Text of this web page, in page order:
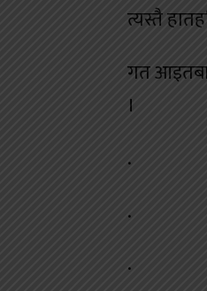
त्यस्तै
गत
।
.
.
.